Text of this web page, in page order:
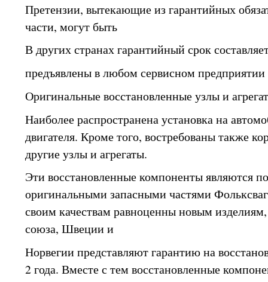
Претензии, вытекающие из гарантийных
части, могут быть
В других странах гарантийный срок
предъявлены в любом сервисном предприятии
Оригинальные восстановленные узлы и
Наиболее распространена установка на
двигателя. Кроме того, востребованы также
другие узлы и агрегаты.
Эти восстановленные компоненты являются
оригинальными запасными частями
своим качествам равноценны новым
союза, Швеции и
Норвегии представляют гарантию на
2 года. Вместе с тем восстановленные